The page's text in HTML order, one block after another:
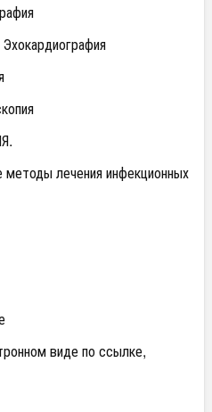
Эхокардиография
лечения инфекционных
виде по ссылке,